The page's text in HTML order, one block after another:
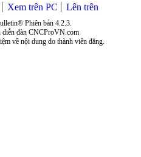
Xem trên PC Lên trên
Phiên bản 4.2.3.
diễn đàn CNCProVN.com
về nội dung do thành viên đăng.